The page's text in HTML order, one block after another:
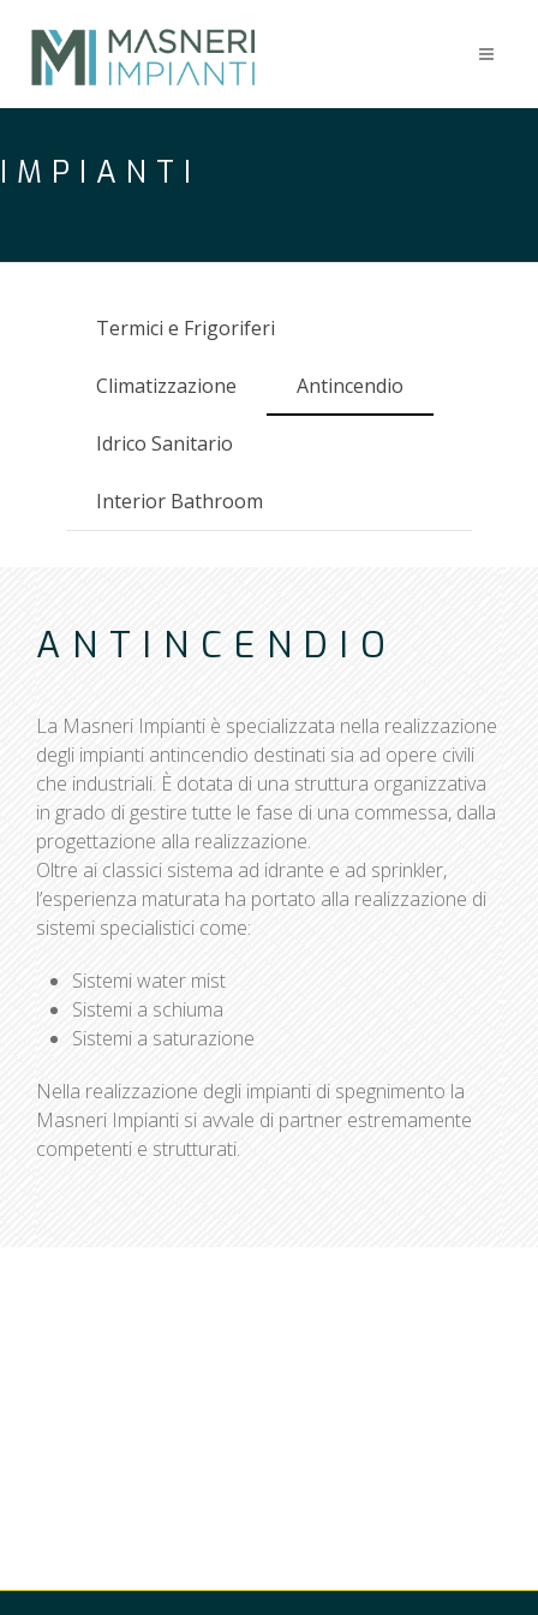
IMPIANTI
Termici e Frigoriferi
Climatizzazione Antincendio
Idrico Sanitario
Interior Bathroom
ANTINCENDIO
La Masneri Impianti è specializzata nella realizzazione
degli impianti antincendio destinati sia ad opere civili
che industriali. È dotata di una struttura organizzativa
in grado di gestire tutte le fase di una commessa, dalla
progettazione alla realizzazione.
Oltre ai classici sistema ad idrante e ad sprinkler,
l’esperienza maturata ha portato alla realizzazione di
sistemi specialistici come:
Sistemi water mist
Sistemi a schiuma
Sistemi a saturazione
Nella realizzazione degli impianti di spegnimento la
Masneri Impianti si avvale di partner estremamente
competenti e strutturati.